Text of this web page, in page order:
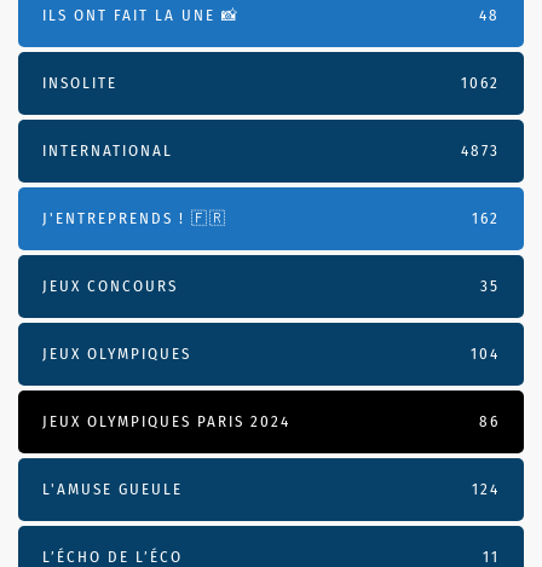
ILS ONT FAIT LA UNE 📸 48
INSOLITE 1062
INTERNATIONAL 4873
J'ENTREPRENDS ! 🇫🇷 162
JEUX CONCOURS 35
JEUX OLYMPIQUES 104
JEUX OLYMPIQUES PARIS 2024 86
L'AMUSE GUEULE 124
L’ÉCHO DE L’ÉCO 11